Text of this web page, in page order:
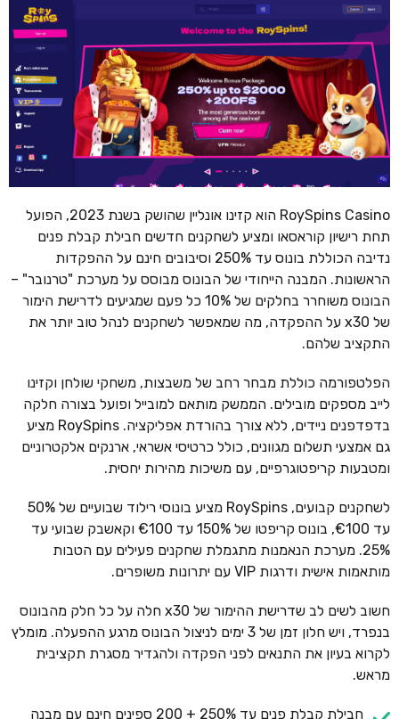
RoySpins Casino הוא קזינו אונליין שהושק בשנת 2023, הפועל
תחת רישיון קוראסאו ומציע לשחקנים חדשים חבילת קבלת פנים
נדיבה הכוללת בונוס עד 250% וסיבובים חינם על ההפקדות
הראשונות. המבנה הייחודי של הבונוס מבוסס על מערכת "טרנובר" –
הבונוס משוחרר בחלקים של 10% כל פעם שמגיעים לדרישת הימור
של x30 על ההפקדה, מה שמאפשר לשחקנים לנהל טוב יותר את
התקציב שלהם.
הפלטפורמה כוללת מבחר רחב של משבצות, משחקי שולחן וקזינו
לייב מספקים מובילים. הממשק מותאם למובייל ופועל בצורה חלקה
בדפדפנים ניידים, ללא צורך בהורדת אפליקציה. RoySpins מציע
גם אמצעי תשלום מגוונים, כולל כרטיסי אשראי, ארנקים אלקטרוניים
ומטבעות קריפטוגרפיים, עם משיכות מהירות יחסית.
לשחקנים קבועים, RoySpins מציע בונוסי רילוד שבועיים של 50%
עד €100, בונוס קריפטו של 150% עד €100 וקאשבק שבועי עד
25%. מערכת הנאמנות מתגמלת שחקנים פעילים עם הטבות
מותאמות אישית ודרגות VIP עם יתרונות משופרים.
חשוב לשים לב שדרישת ההימור של x30 חלה על כל חלק מהבונוס
בנפרד, ויש חלון זמן של 3 ימים לניצול הבונוס מרגע ההפעלה. מומלץ
לקרוא בעיון את התנאים לפני הפקדה ולהגדיר מסגרת תקציבית
מראש.
חבילת קבלת פנים עד 250% + 200 ספינים חינם עם מבנה